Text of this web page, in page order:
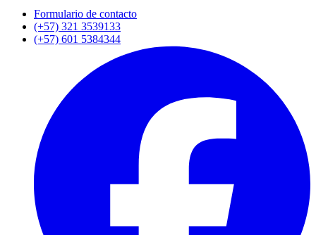
Formulario de contacto
(+57) 321 3539133
(+57) 601 5384344